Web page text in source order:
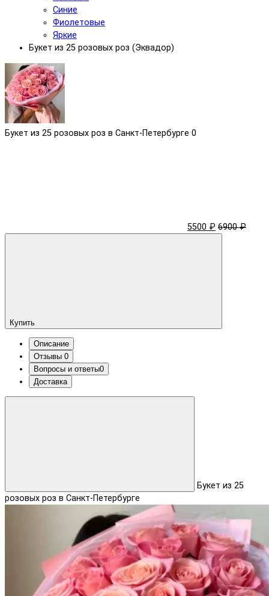
Синие
Фиолетовые
Яркие
Букет из 25 розовых роз (Эквадор)
Букет из 25 розовых роз в Санкт-Петербурге 0
5500 ₽ 6900 ₽
Купить
Описание
Отзывы 0
Вопросы и ответы0
Доставка
Букет из 25
розовых роз в Санкт-Петербурге